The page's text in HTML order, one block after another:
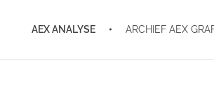
AEX ANALYSE ARCHIEF AEX